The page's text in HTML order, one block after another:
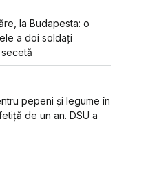
la Budapesta: o
a doi soldați
pepeni și legume în
de un an. DSU a